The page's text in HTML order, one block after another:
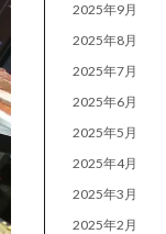
2025年9月
2025年8月
2025年7月
2025年6月
2025年5月
2025年4月
2025年3月
2025年2月